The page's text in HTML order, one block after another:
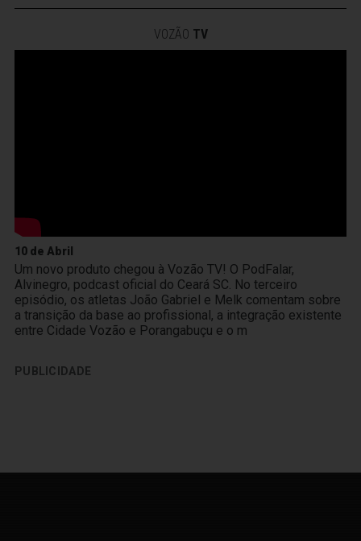
VOZÃO TV
10 de Abril
Um novo produto chegou à Vozão TV! O PodFalar,
Alvinegro, podcast oficial do Ceará SC. No terceiro
episódio, os atletas João Gabriel e Melk comentam sobre
a transição da base ao profissional, a integração existente
entre Cidade Vozão e Porangabuçu e o m
PUBLICIDADE